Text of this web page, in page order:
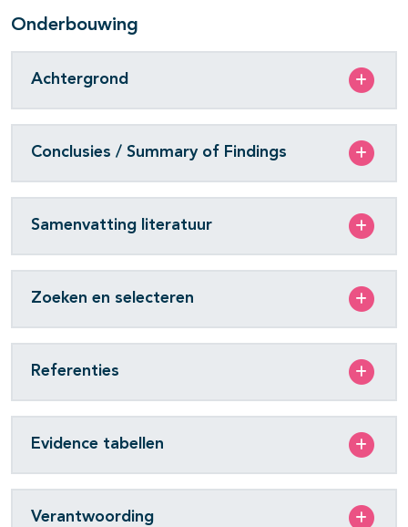
Onderbouwing
Achtergrond
Conclusies / Summary of Findings
Samenvatting literatuur
Zoeken en selecteren
Referenties
Evidence tabellen
Verantwoording